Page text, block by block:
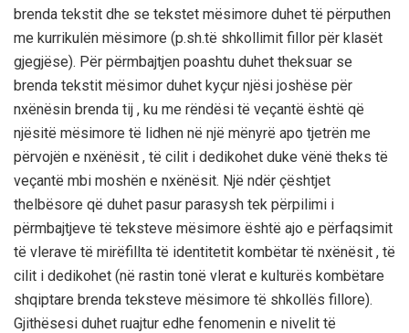
brenda tekstit dhe se tekstet mësimore duhet të përputhen
me kurrikulën mësimore (p.sh.të shkollimit fillor për klasët
gjegjëse). Për përmbajtjen poashtu duhet theksuar se
brenda tekstit mësimor duhet kyçur njësi joshëse për
nxënësin brenda tij , ku me rëndësi të veçantë është që
njësitë mësimore të lidhen në një mënyrë apo tjetrën me
përvojën e nxënësit , të cilit i dedikohet duke vënë theks të
veçantë mbi moshën e nxënësit. Një ndër çështjet
thelbësore që duhet pasur parasysh tek përpilimi i
përmbajtjeve të teksteve mësimore është ajo e përfaqsimit
të vlerave të mirëfillta të identitetit kombëtar të nxënësit , të
cilit i dedikohet (në rastin tonë vlerat e kulturës kombëtare
shqiptare brenda teksteve mësimore të shkollës fillore).
Gjithësesi duhet ruajtur edhe fenomenin e nivelit të